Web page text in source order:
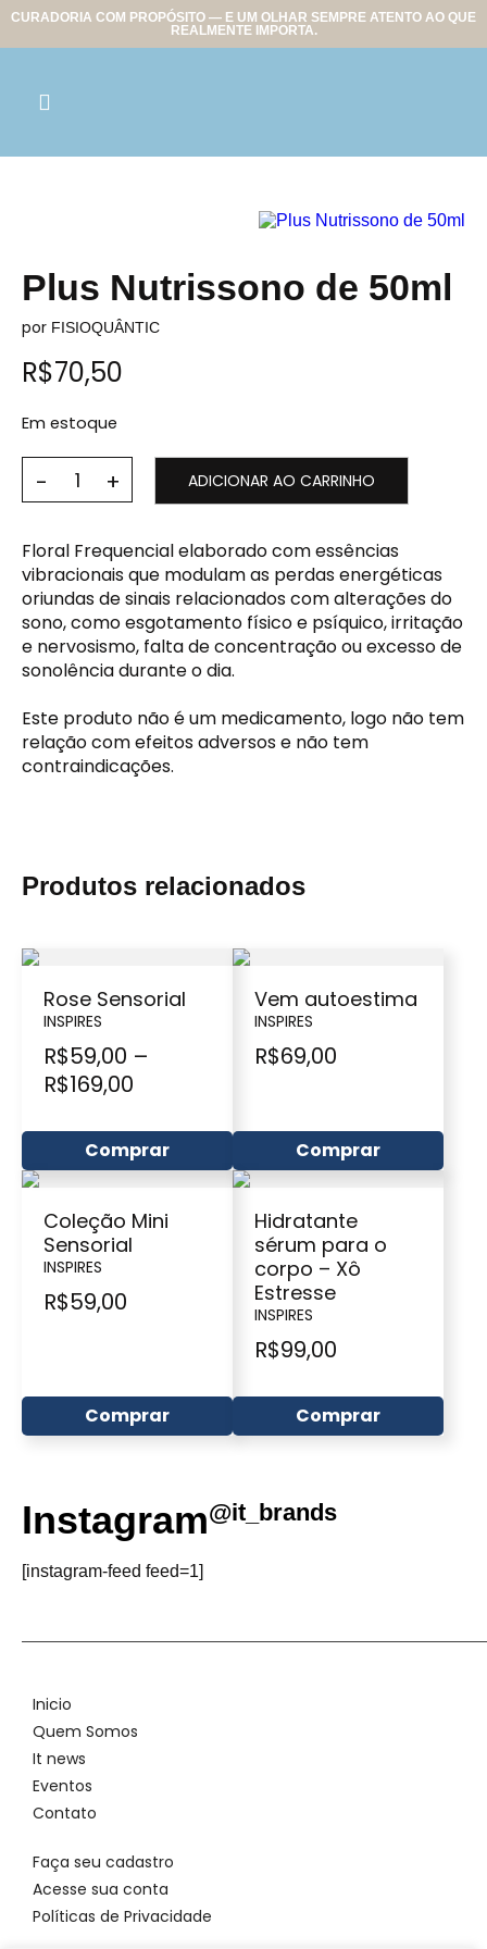
CURADORIA COM PROPÓSITO — E UM OLHAR SEMPRE ATENTO AO QUE
REALMENTE IMPORTA.
Plus Nutrissono de 50ml
por FISIOQUÂNTIC
R$70,50
Em estoque
ADICIONAR AO CARRINHO
Floral Frequencial elaborado com essências
vibracionais que modulam as perdas energéticas
oriundas de sinais relacionados com alterações do
sono, como esgotamento físico e psíquico, irritação
e nervosismo, falta de concentração ou excesso de
sonolência durante o dia.
Este produto não é um medicamento, logo não tem
relação com efeitos adversos e não tem
contraindicações.
Produtos relacionados
Rose Sensorial
INSPIRES
R$59,00 –
R$169,00
Comprar
Vem autoestima
INSPIRES
R$69,00
Comprar
Coleção Mini
Sensorial
INSPIRES
R$59,00
Comprar
Hidratante
sérum para o
corpo – Xô
Estresse
INSPIRES
R$99,00
Comprar
Instagram@it_brands
[instagram-feed feed=1]
Inicio
Quem Somos
It news
Eventos
Contato
Faça seu cadastro
Acesse sua conta
Políticas de Privacidade